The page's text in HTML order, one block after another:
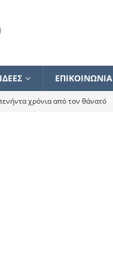
ΙΔΕΕΣ ΕΠΙΚΟΙΝΩΝΙΑ
χρόνια από τον θάνατό